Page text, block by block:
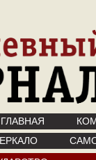
ГЛАВНАЯ